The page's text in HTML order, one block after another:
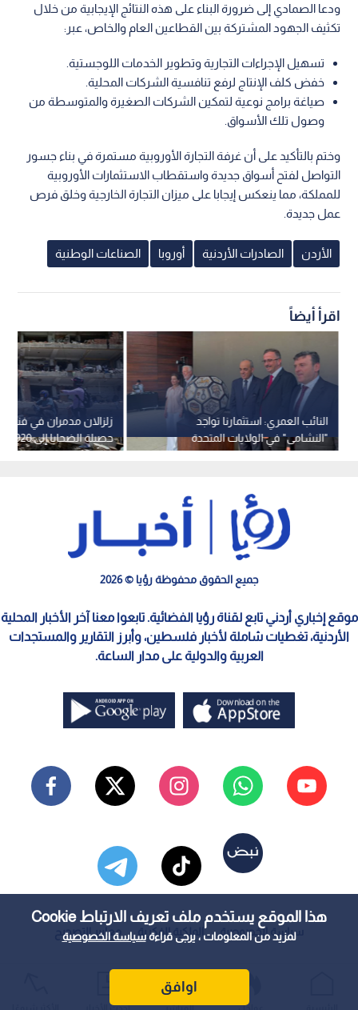
هذا الموقع يستخدم ملف تعريف الارتباط Cookie
لمزيد من المعلومات ، يرجى قراءةسياسة الخصوصية
اوافق
ودعا الصمادي إلى ضرورة البناء على هذه النتائج الإيجابية من خلال
تكثيف الجهود المشتركة بين القطاعين العام والخاص، عبر:
تسهيل الإجراءات التجارية وتطوير الخدمات اللوجستية.
خفض كلف الإنتاج لرفع تنافسية الشركات المحلية.
صياغة برامج نوعية لتمكين الشركات الصغيرة والمتوسطة من
وصول تلك الأسواق.
وختم بالتأكيد على أن غرفة التجارة الأوروبية مستمرة في بناء جسور
التواصل لفتح أسواق جديدة واستقطاب الاستثمارات الأوروبية
للمملكة، مما ينعكس إيجابا على ميزان التجارة الخارجية وخلق فرص
عمل جديدة.
الأردن الصادرات الأردنية أوروبا الصناعات الوطنية
اقرأ أيضاً
زلزالان مدمران في
50 ألف مفقود -فيديو
النائب العمري: استثمارنا تواجد
"النشامى" في الولايات المتحدة
للترويج للسياحة الأردنية
جميع الحقوق محفوظة رؤيا © 2026
موقع إخباري أردني تابع لقناة رؤيا الفضائية. تابعوا معنا آخر الأخبار المحلية
الأردنية، تغطيات شاملة لأخبار فلسطين، وأبرز التقارير والمستجدات
العربية والدولية على مدار الساعة.
سياسة الخصوصية الملكية الفكرية معايير التصحيح
عواجل المباشر أحدث الأخبار